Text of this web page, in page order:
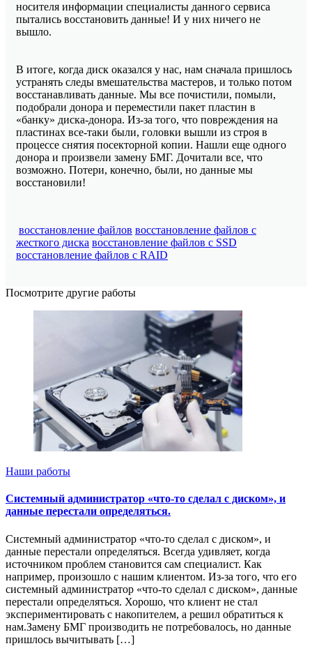
носителя информации специалисты данного сервиса
пытались восстановить данные! И у них ничего не
вышло.
В итоге, когда диск оказался у нас, нам сначала пришлось
устранять следы вмешательства мастеров, и только потом
восстанавливать данные. Мы все почистили, помыли,
подобрали донора и переместили пакет пластин в
«банку» диска-донора. Из-за того, что повреждения на
пластинах все-таки были, головки вышли из строя в
процессе снятия посекторной копии. Нашли еще одного
донора и произвели замену БМГ. Дочитали все, что
возможно. Потери, конечно, были, но данные мы
восстановили!
восстановление файлов восстановление файлов с
жесткого диска восстановление файлов с SSD
восстановление файлов с RAID
Посмотрите другие работы
Наши работы
Системный администратор «что-то сделал с диском», и
данные перестали определяться.
Системный администратор «что-то сделал с диском», и
данные перестали определяться. Всегда удивляет, когда
источником проблем становится сам специалист. Как
например, произошло с нашим клиентом. Из-за того, что его
системный администратор «что-то сделал с диском», данные
перестали определяться. Хорошо, что клиент не стал
экспериментировать с накопителем, а решил обратиться к
нам.Замену БМГ производить не потребовалось, но данные
пришлось вычитывать […]